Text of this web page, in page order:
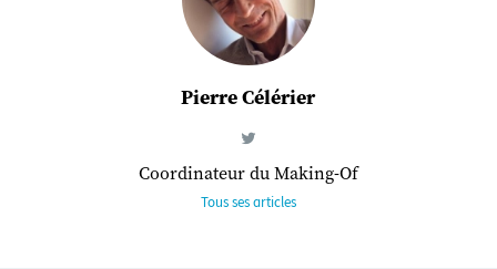
Pierre Célérier
Coordinateur du Making-Of
Tous ses articles